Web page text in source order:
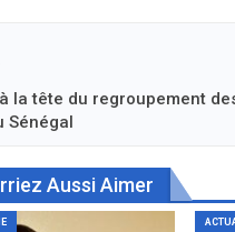
la tête du regroupement
Sénégal
Aussi Aimer